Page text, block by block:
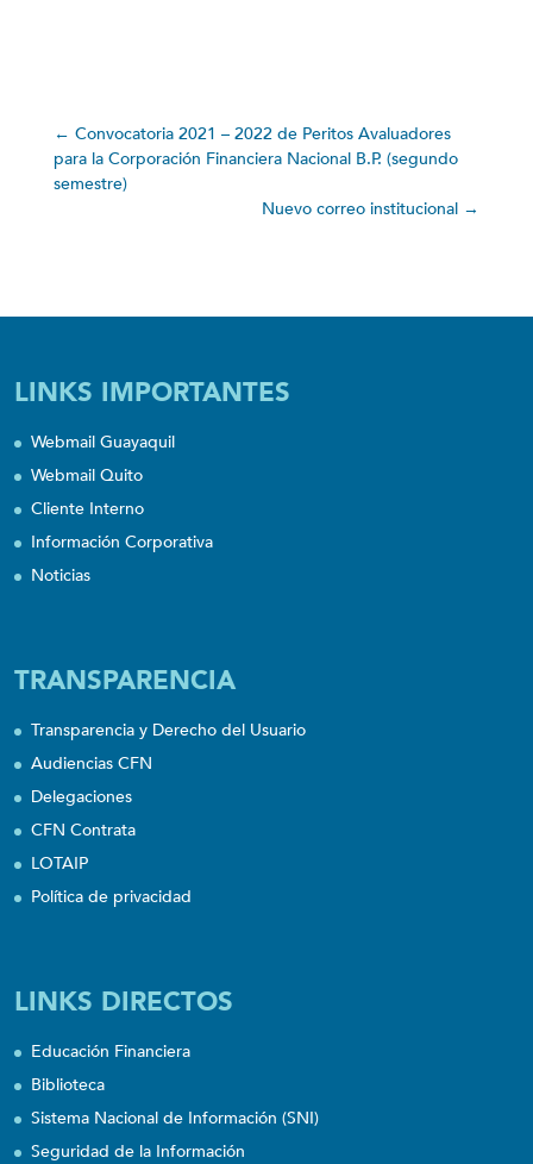
← Convocatoria 2021 – 2022 de Peritos Avaluadores
para la Corporación Financiera Nacional B.P. (segundo
semestre)
Nuevo correo institucional →
LINKS IMPORTANTES
Webmail Guayaquil
Webmail Quito
Cliente Interno
Información Corporativa
Noticias
TRANSPARENCIA
Transparencia y Derecho del Usuario
Audiencias CFN
Delegaciones
CFN Contrata
LOTAIP
Política de privacidad
LINKS DIRECTOS
Educación Financiera
Biblioteca
Sistema Nacional de Información (SNI)
Seguridad de la Información